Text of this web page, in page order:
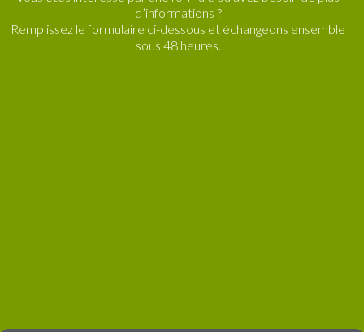
d’informations ?
Remplissez le formulaire ci-dessous et échangeons ensemble
sous 48 heures.